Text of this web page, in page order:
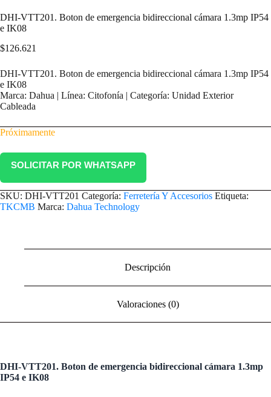
DHI-VTT201. Boton de emergencia bidireccional cámara 1.3mp IP54
e IK08
$126.621
DHI-VTT201. Boton de emergencia bidireccional cámara 1.3mp IP54
e IK08
Marca: Dahua | Línea: Citofonía | Categoría: Unidad Exterior
Cableada
Próximamente
SOLICITAR POR WHATSAPP
SKU: DHI-VTT201 Categoría: Ferretería Y Accesorios Etiqueta:
TKCMB Marca: Dahua Technology
Descripción
Valoraciones (0)
DHI-VTT201. Boton de emergencia bidireccional cámara 1.3mp
IP54 e IK08